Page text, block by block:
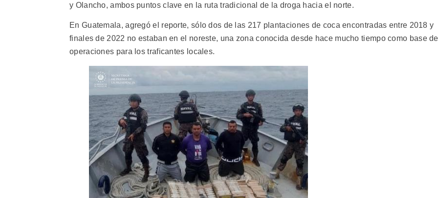
y Olancho, ambos puntos clave en la ruta tradicional de la droga hacia el norte.
En Guatemala, agregó el reporte, sólo dos de las 217 plantaciones de coca encontradas entre 2018 y
finales de 2022 no estaban en el noreste, una zona conocida desde hace mucho tiempo como base de
operaciones para los traficantes locales.